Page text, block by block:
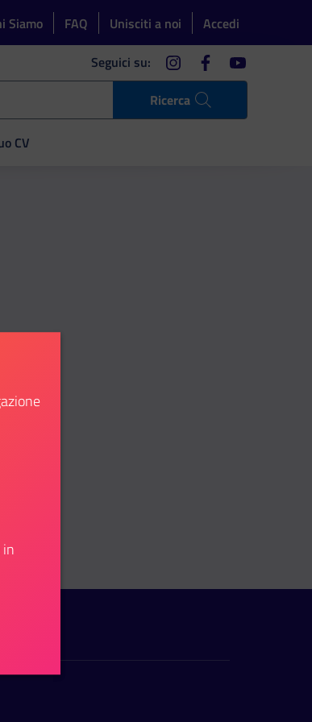
Siamo FAQ Unisciti a noi Accedi
Ricerca
Seguici su: instagramfacebookyoutube
CV